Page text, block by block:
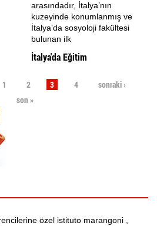
arasındadır, İtalya’nın
kuzeyinde konumlanmış ve
İtalya’da sosyoloji fakültesi
bulunan ilk
İtalya'da Eğitim
1 2 3 4
sonraki ›
son »
özel istituto marangoni ,